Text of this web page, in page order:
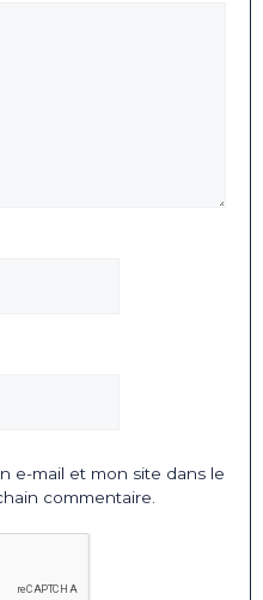
e-mail et mon site dans le
commentaire.